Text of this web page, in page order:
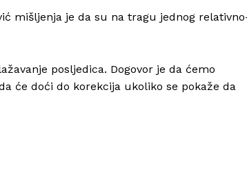
mišljenja je da su na tragu jednog
posljedica. Dogovor je da ćemo
će doći do korekcija ukoliko se pokaže da